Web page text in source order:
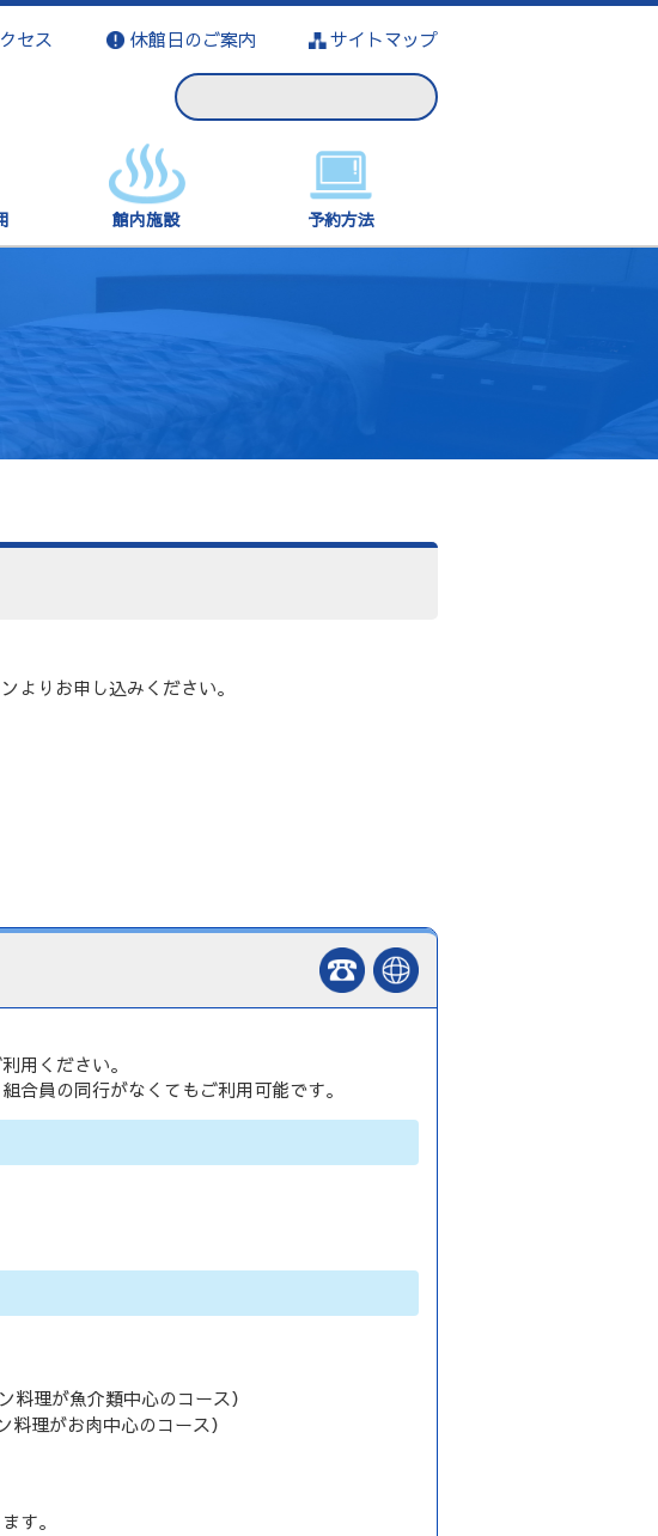
セス 休館日のご案内 サイトマップ
館内施設 予約方法
よりお申し込みください。
用ください。
員の同行がなくてもご利用可能です。
理が魚介類中心のコース）
理がお肉中心のコース）
す。